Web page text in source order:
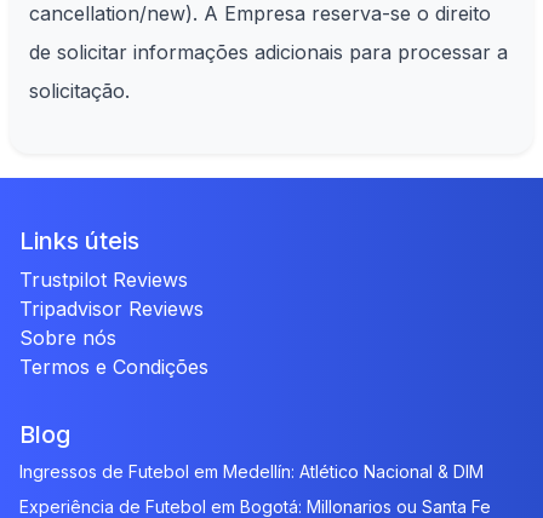
cancellation/new). A Empresa reserva-se o direito
de solicitar informações adicionais para processar a
solicitação.
Links úteis
Trustpilot Reviews
Tripadvisor Reviews
Sobre nós
Termos e Condições
Blog
Ingressos de Futebol em Medellín: Atlético Nacional & DIM
Experiência de Futebol em Bogotá: Millonarios ou Santa Fe